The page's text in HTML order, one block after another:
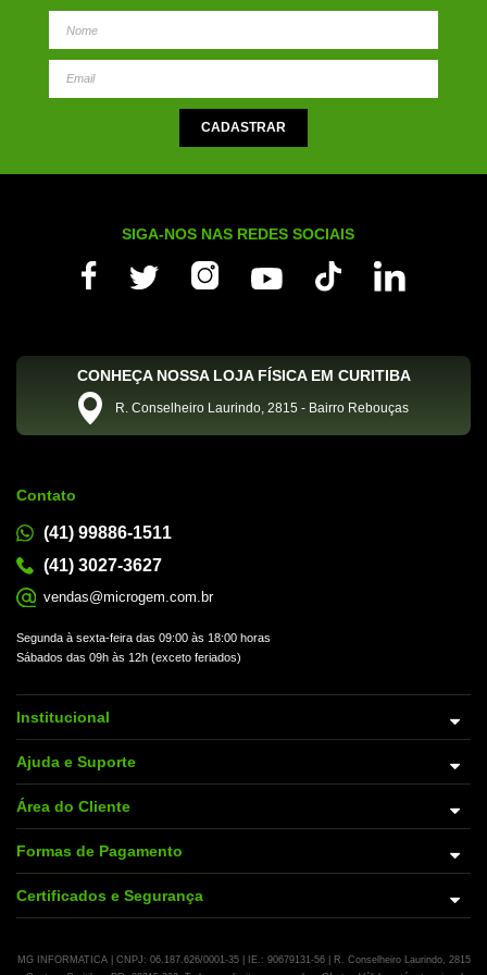
SIGA-NOS NAS REDES SOCIAIS
CONHEÇA NOSSA LOJA FÍSICA EM CURITIBA
R. Conselheiro Laurindo, 2815 - Bairro Rebouças
Contato
(41) 99886-1511
(41) 3027-3627
vendas@microgem.com.br
Segunda à sexta-feira das 09:00 às 18:00 horas
Sábados das 09h às 12h (exceto feriados)
Institucional
Ajuda e Suporte
Área do Cliente
Formas de Pagamento
Certificados e Segurança
MG INFORMATICA | CNPJ: 06.187.626/0001-35 | IE.: 90679131-56 | R. Conselheiro Laurindo, 2815